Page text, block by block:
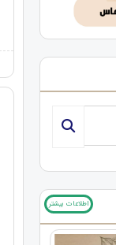
اطلاعات بیشتر